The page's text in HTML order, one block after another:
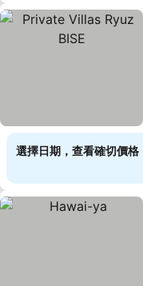
選擇日期，查看確切價格